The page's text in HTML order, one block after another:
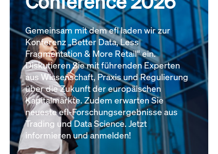
Gemeinsam mit dem efl laden wir zur
Konferenz „Better Data, Less
Fragmentation & More Retail“ ein.
Diskutieren Sie mit führenden Experten
aus Wissenschaft, Praxis und Regulierung
über die Zukunft der europäischen
Kapitalmärkte. Zudem erwarten Sie
neueste efl-Forschungsergebnisse aus
Trading und Data Science. Jetzt
informieren und anmelden!